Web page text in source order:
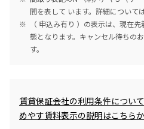
間を表して います。詳細について
（ 申込み有り ）の表示は、現在
態となります。キャンセル待ちの
す。
賃貸保証会社の利用条件について
めやす賃料表示の説明はこちら